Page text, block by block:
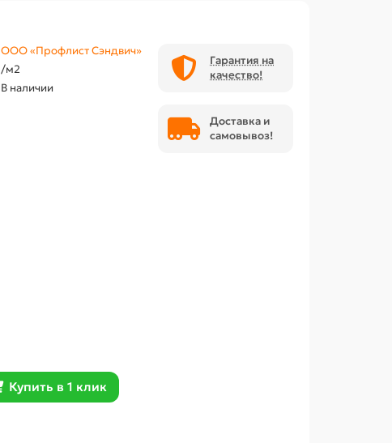
ООО «Профлист Сэндвич»
/м2
В наличии
Купить в 1 клик
Гарантия на
качество!
Доставка и
самовывоз!